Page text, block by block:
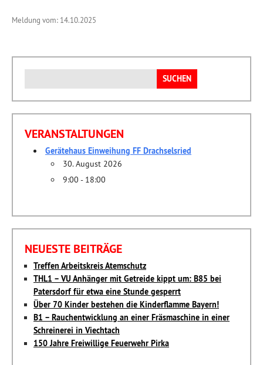
Meldung vom: 14.10.2025
nach:
VERANSTALTUNGEN
Gerätehaus Einweihung FF Drachselsried
30. August 2026
9:00 - 18:00
NEUESTE BEITRÄGE
Treffen Arbeitskreis Atemschutz
THL1 – VU Anhänger mit Getreide kippt um: B85 bei
Patersdorf für etwa eine Stunde gesperrt
Über 70 Kinder bestehen die Kinderflamme Bayern!
B1 – Rauchentwicklung an einer Fräsmaschine in einer
Schreinerei in Viechtach
150 Jahre Freiwillige Feuerwehr Pirka